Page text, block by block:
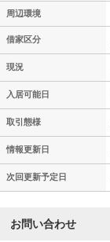
周辺環境
借家区分
現況
入居可能日
取引態様
情報更新日
次回更新予定日
お問い合わせ